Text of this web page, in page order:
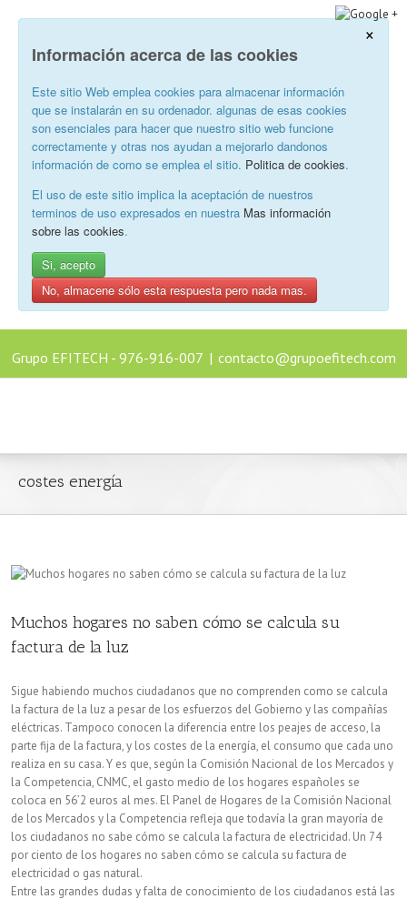
×
Información acerca de las cookies
Este sitio Web emplea cookies para almacenar información
que se instalarán en su ordenador. algunas de esas cookies
son esenciales para hacer que nuestro sitio web funcione
correctamente y otras nos ayudan a mejorarlo dandonos
información de como se emplea el sitio. Politica de cookies.
El uso de este sitio implica la aceptación de nuestros
terminos de uso expresados en nuestra Mas información
sobre las cookies.
Si, acepto
No, almacene sólo esta respuesta pero nada mas.
Grupo EFITECH - 976-916-007 | contacto@grupoefitech.com
costes energía
Muchos hogares no saben cómo se calcula su
factura de la luz
Sigue habiendo muchos ciudadanos que no comprenden como se calcula
la factura de la luz a pesar de los esfuerzos del Gobierno y las compañías
eléctricas. Tampoco conocen la diferencia entre los peajes de acceso, la
parte fija de la factura, y los costes de la energía, el consumo que cada uno
realiza en su casa. Y es que, según la Comisión Nacional de los Mercados y
la Competencia, CNMC, el gasto medio de los hogares españoles se
coloca en 56’2 euros al mes. El Panel de Hogares de la Comisión Nacional
de los Mercados y la Competencia refleja que todavía la gran mayoría de
los ciudadanos no sabe cómo se calcula la factura de electricidad. Un 74
por ciento de los hogares no saben cómo se calcula su factura de
electricidad o gas natural.
Entre las grandes dudas y falta de conocimiento de los ciudadanos está las